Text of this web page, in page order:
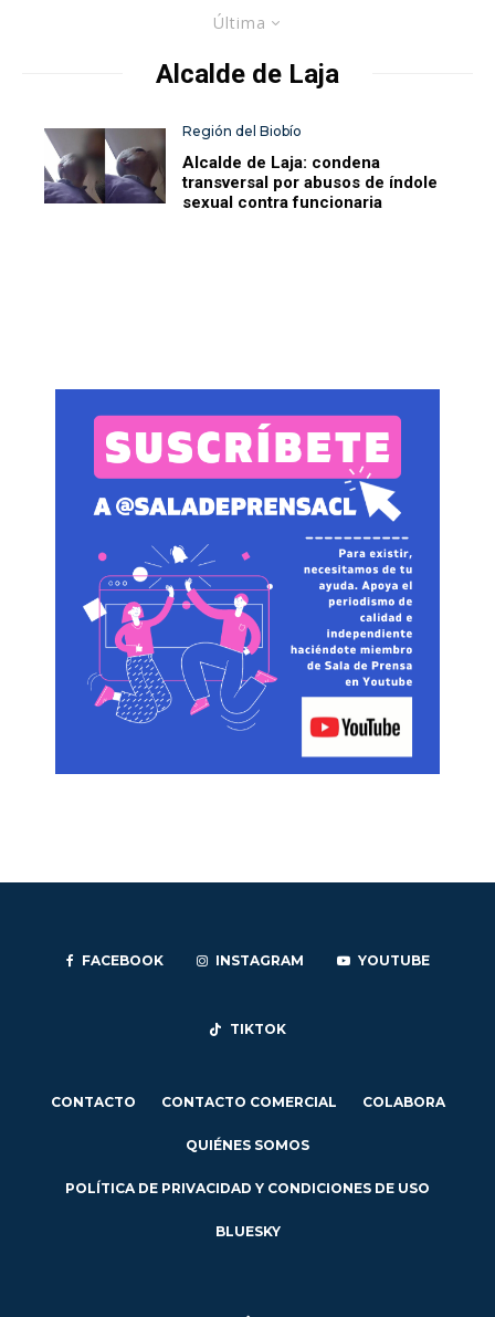
Última
Alcalde de Laja
Región del Biobío
Alcalde de Laja: condena
transversal por abusos de índole
sexual contra funcionaria
FACEBOOK INSTAGRAM YOUTUBE
TIKTOK
CONTACTO CONTACTO COMERCIAL COLABORA
QUIÉNES SOMOS
POLÍTICA DE PRIVACIDAD Y CONDICIONES DE USO
BLUESKY